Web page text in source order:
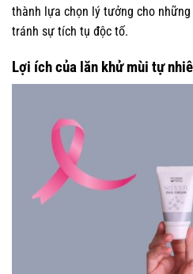
thành lựa chọn lý tưởng cho
tránh sự tích tụ độc tố.
Lợi ích của lăn khử mùi tự